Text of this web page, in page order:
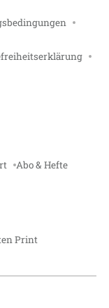
Abo & Hefte
Print